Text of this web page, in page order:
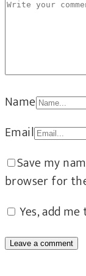
Name
Email
Save my
browser for
Yes, add